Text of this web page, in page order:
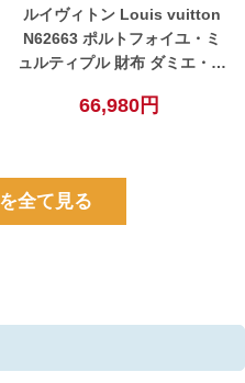
ルイヴィトン Louis vuitton
N62663 ポルトフォイユ・ミ
ュルティプル 財布 ダミエ・グ
【中古】
66,980円
全て見る